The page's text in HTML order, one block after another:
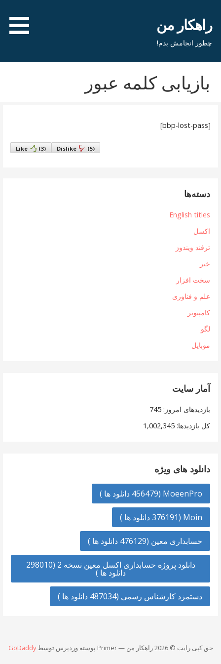
محتواراهکار من
چطور انجامش بدم!
بازیابی کلمه عبور
[bbp-lost-pass]
Like (3) Dislike (5)
دسته‌ها
English titles
اکسل
ترفند ویندوز
خبر
سخت افزار
علم و فناوری
کامپیوتر
لگو
موبایل
آمار سایت
بازدیدهای امروز:745
کل بازدیدها:1,002,345
دانلود های ویژه
MoeenPro (456479 دانلود ها )
Moin (376191 دانلود ها )
حسابداری معین (476129 دانلود ها )
دانلود پروژه حسابداری اکسل معین نسخه 2 (298010
دانلود ها )
دستمزد کارشناس رسمی (487034 دانلود ها )
حق کپی رایت © 2026 راهکار من — Primer پوسته وردپرس توسط GoDaddy